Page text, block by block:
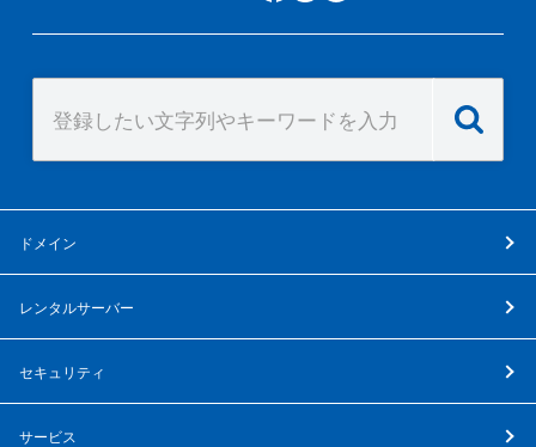
ドメイン
レンタルサーバー
セキュリティ
サービス